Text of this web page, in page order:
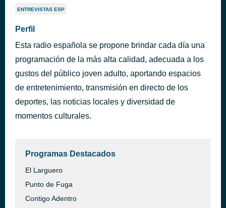
ENTREVISTAS ESP
Perfil
Esta radio española se propone brindar cada día una
programación de la más alta calidad, adecuada a los
gustos del público joven adulto, aportando espacios
de entretenimiento, transmisión en directo de los
deportes, las noticias locales y diversidad de
momentos culturales.
Programas Destacados
El Larguero
Punto de Fuga
Contigo Adentro